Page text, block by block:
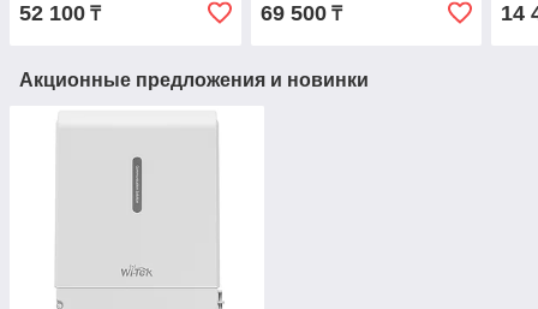
52 100 ₸ 69 500₸ 14
Акционные предложения и новинки